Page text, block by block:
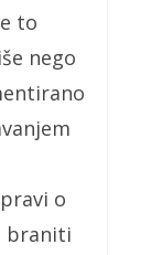
to
nego
o
braniti